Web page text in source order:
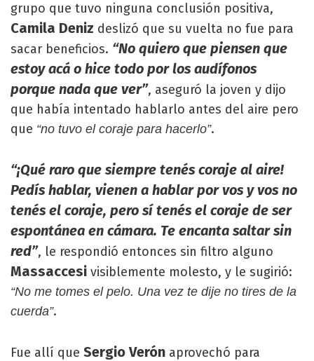
grupo que tuvo ninguna conclusión positiva,
Camila Deniz deslizó que su vuelta no fue para
sacar beneficios. “No quiero que piensen que
estoy acá o hice todo por los audífonos
porque nada que ver”, aseguró la joven y dijo
que había intentado hablarlo antes del aire pero
que “no tuvo el coraje para hacerlo”.
“¡Qué raro que siempre tenés coraje al aire!
Pedís hablar, vienen a hablar por vos y vos no
tenés el coraje, pero sí tenés el coraje de ser
espontánea en cámara. Te encanta saltar sin
red”, le respondió entonces sin filtro alguno
Massaccesi visiblemente molesto, y le sugirió:
“No me tomes el pelo. Una vez te dije no tires de la
cuerda”.
Fue allí que Sergio Verón aprovechó para